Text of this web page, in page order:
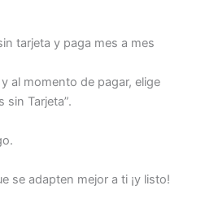
tarjeta y paga mes a mes
al momento de pagar, elige
sin Tarjeta”.
se adapten mejor a ti ¡y listo!